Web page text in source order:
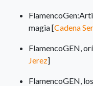
magia [Cadena Ser
FlamencoGEN,
Jerez]
FlamencoGEN,